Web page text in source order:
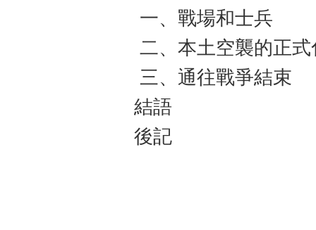
一、戰場和士兵
二、本土空襲的正
三、通往戰爭結束
結語
後記